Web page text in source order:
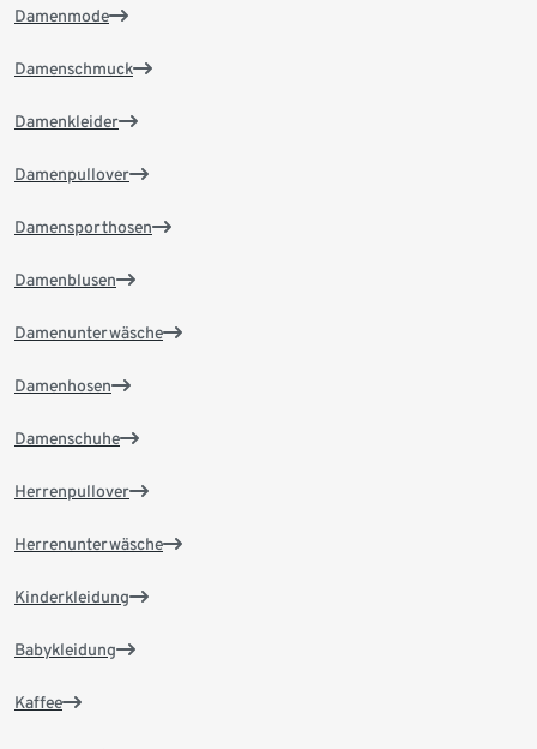
Damenmode
Damenschmuck
Damenkleider
Damenpullover
Damensporthosen
Damenblusen
Damenunterwäsche
Damenhosen
Damenschuhe
Herrenpullover
Herrenunterwäsche
Kinderkleidung
Babykleidung
Kaffee